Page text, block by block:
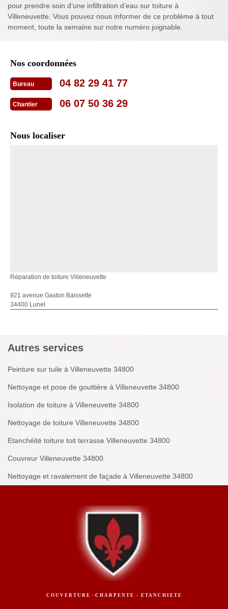
pour prendre soin d’une infiltration d’eau sur toiture à
Villeneuvette. Vous pouvez nous informer de ce problème à tout
moment, toute la semaine sur notre numéro joignable.
Nos coordonnées
Bureau 04 82 29 41 77
Chantier 06 07 50 36 29
Nous localiser
Réparation de toiture Villeneuvette
921 avenue Gaston Baissette
34400 Lunel
Autres services
Peinture sur tuile à Villeneuvette 34800
Nettoyage et pose de gouttière à Villeneuvette 34800
Isolation de toiture à Villeneuvette 34800
Nettoyage de toiture Villeneuvette 34800
Etanchéité toiture toit terrasse Villeneuvette 34800
Couvreur Villeneuvette 34800
Nettoyage et ravalement de façade à Villeneuvette 34800
COUVERTURE -CHARPENTE - ETANCHIETE